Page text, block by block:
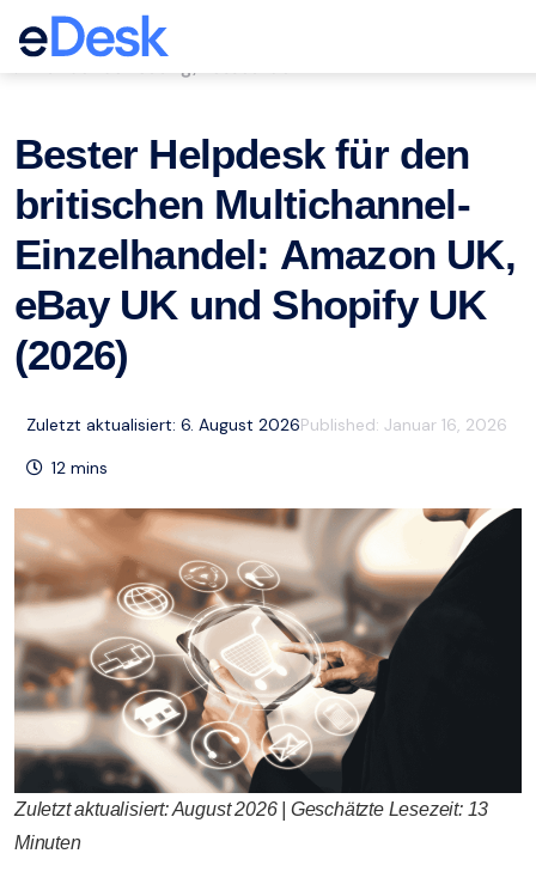
eCommerce Support Central
Bester Helpdesk für den
britischen Multichannel-
Einzelhandel: Amazon UK,
eBay UK und Shopify UK
(2026)
Zuletzt aktualisiert: 6. August 2026Published: Januar 16, 2026
12 mins
Zuletzt aktualisiert: August 2026 | Geschätzte Lesezeit: 13
Minuten